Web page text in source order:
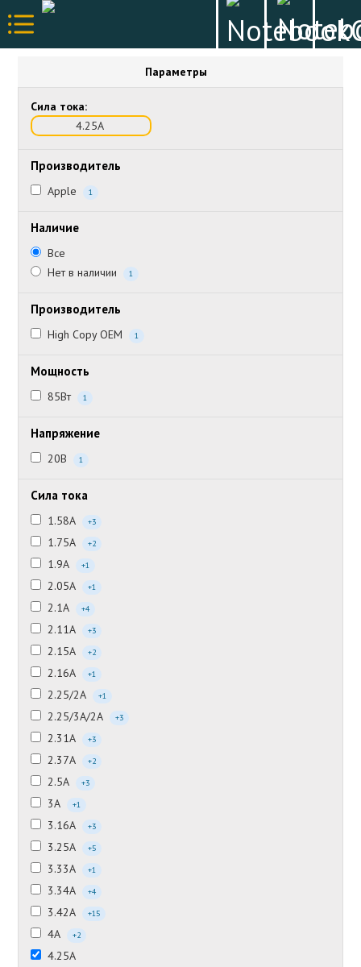
Параметры
Сила тока:
4.25А
Производитель
Apple 1
Наличие
Все
Нет в наличии
1
Производитель
High Copy OEM 1
Мощность
85Вт 1
Напряжение
20В 1
Сила тока
1.58А +3
1.75А +2
1.9А +1
2.05А +1
2.1А +4
2.11А +3
2.15А +2
2.16А +1
2.25/2А +1
2.25/3А/2А +3
2.31А +3
2.37А +2
2.5А +3
3А +1
3.16А +3
3.25А +5
3.33А +1
3.34А +4
3.42А +15
4А +2
4.25А